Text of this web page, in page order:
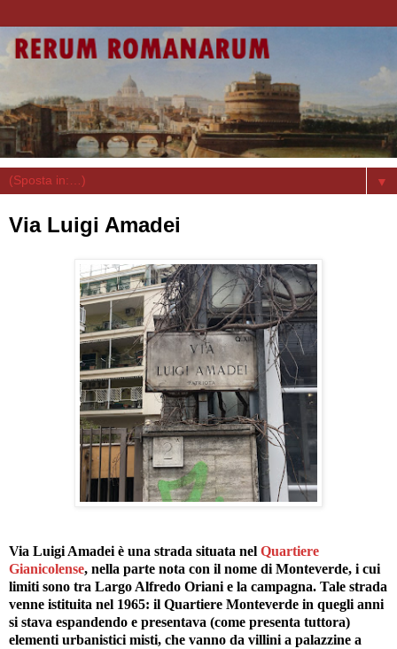
▼
Via Luigi Amadei
Via Luigi Amadei è una strada situata nel Quartiere
Gianicolense, nella parte nota con il nome di Monteverde, i cui
limiti sono tra Largo Alfredo Oriani e la campagna. Tale strada
venne istituita nel 1965: il Quartiere Monteverde in quegli anni
si stava espandendo e presentava (come presenta tuttora)
elementi urbanistici misti, che vanno da villini a palazzine a